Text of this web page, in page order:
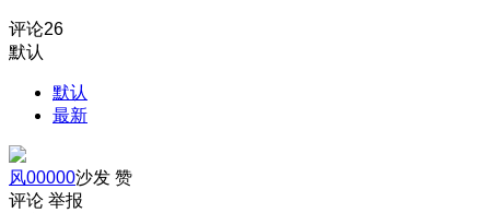
评论26
默认
默认
最新
风00000沙发 赞
评论 举报